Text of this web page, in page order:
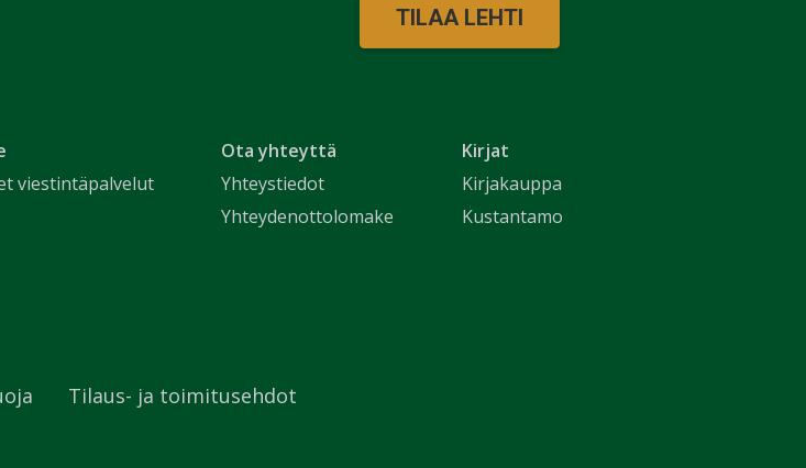
viestintäpalvelut
Ota yhteyttä
Yhteystiedot
Yhteydenottolomake
Kirjat
Kirjakauppa
Kustantamo
TILAA LEHTI
Tilaus- ja toimitusehdot